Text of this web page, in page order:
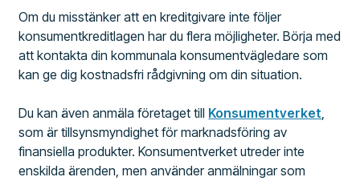
Om du misstänker att en kreditgivare inte följer
konsumentkreditlagen har du flera möjligheter. Börja med
att kontakta din kommunala konsumentvägledare som
kan ge dig kostnadsfri rådgivning om din situation.
Du kan även anmäla företaget till Konsumentverket,
som är tillsynsmyndighet för marknadsföring av
finansiella produkter. Konsumentverket utreder inte
enskilda ärenden, men använder anmälningar som